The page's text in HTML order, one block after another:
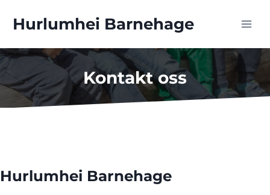
content
Hurlumhei Barnehage
Kontakt oss
Hurlumhei Barnehage